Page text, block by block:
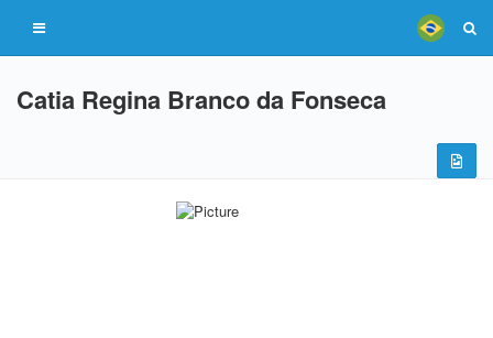
Catia Regina Branco da Fonseca